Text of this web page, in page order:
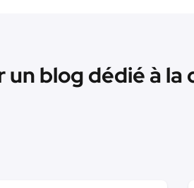
blog dédié à la